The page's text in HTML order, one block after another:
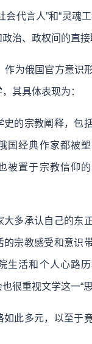
会代言人”和“灵魂
治、政权间的直接
作为俄国官方意识
其具体表现为：
史的宗教阐释，包
国经典作家都被
被置于宗教信仰
大多承认自己的东
的宗教感受和意识
生活和个人心路
很重视文学这一“思
如此多元，以至于